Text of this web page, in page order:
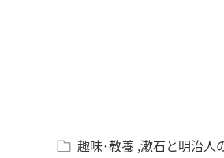
趣味･教養 漱石と明治人